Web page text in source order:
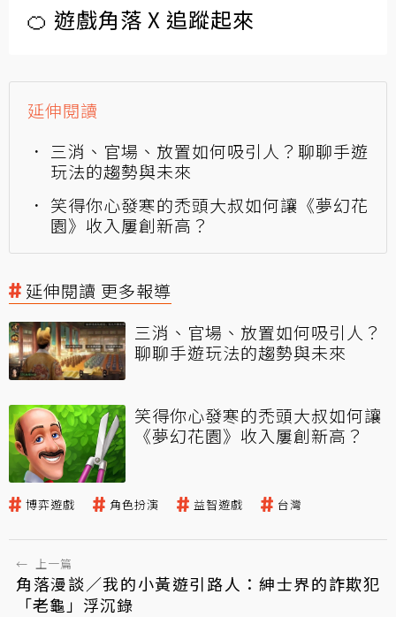
🍊 遊戲角落 X 追蹤起來
延伸閱讀
三消、官場、放置如何吸引人？聊聊手遊
玩法的趨勢與未來
笑得你心發寒的禿頭大叔如何讓《夢幻花
園》收入屢創新高？
延伸閱讀 更多報導
三消、官場、放置如何吸引人？
聊聊手遊玩法的趨勢與未來
笑得你心發寒的禿頭大叔如何讓
《夢幻花園》收入屢創新高？
博弈遊戲 角色扮演 益智遊戲 台灣
← 上一篇
角落漫談／我的小黃遊引路人：紳士界的詐欺犯
「老龜」浮沉錄